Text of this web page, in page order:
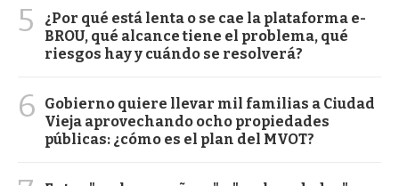
5
¿Por qué está lenta o se cae la plataforma e-
BROU, qué alcance tiene el problema, qué
riesgos hay y cuándo se resolverá?
6
Gobierno quiere llevar mil familias a Ciudad
Vieja aprovechando ocho propiedades
públicas: ¿cómo es el plan del MVOT?